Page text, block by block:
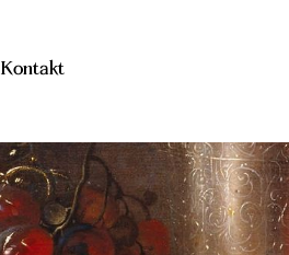
Kontakt